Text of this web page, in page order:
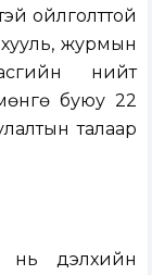
ойлголттой
хууль, журмын
нийт
буюу 22
талаар
нь дэлхийн